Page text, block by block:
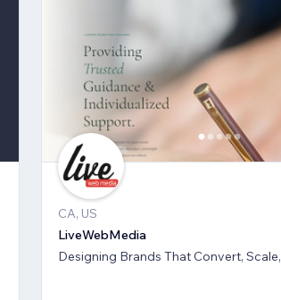
CA, US
LiveWebMedia
Designing Brands That Convert,